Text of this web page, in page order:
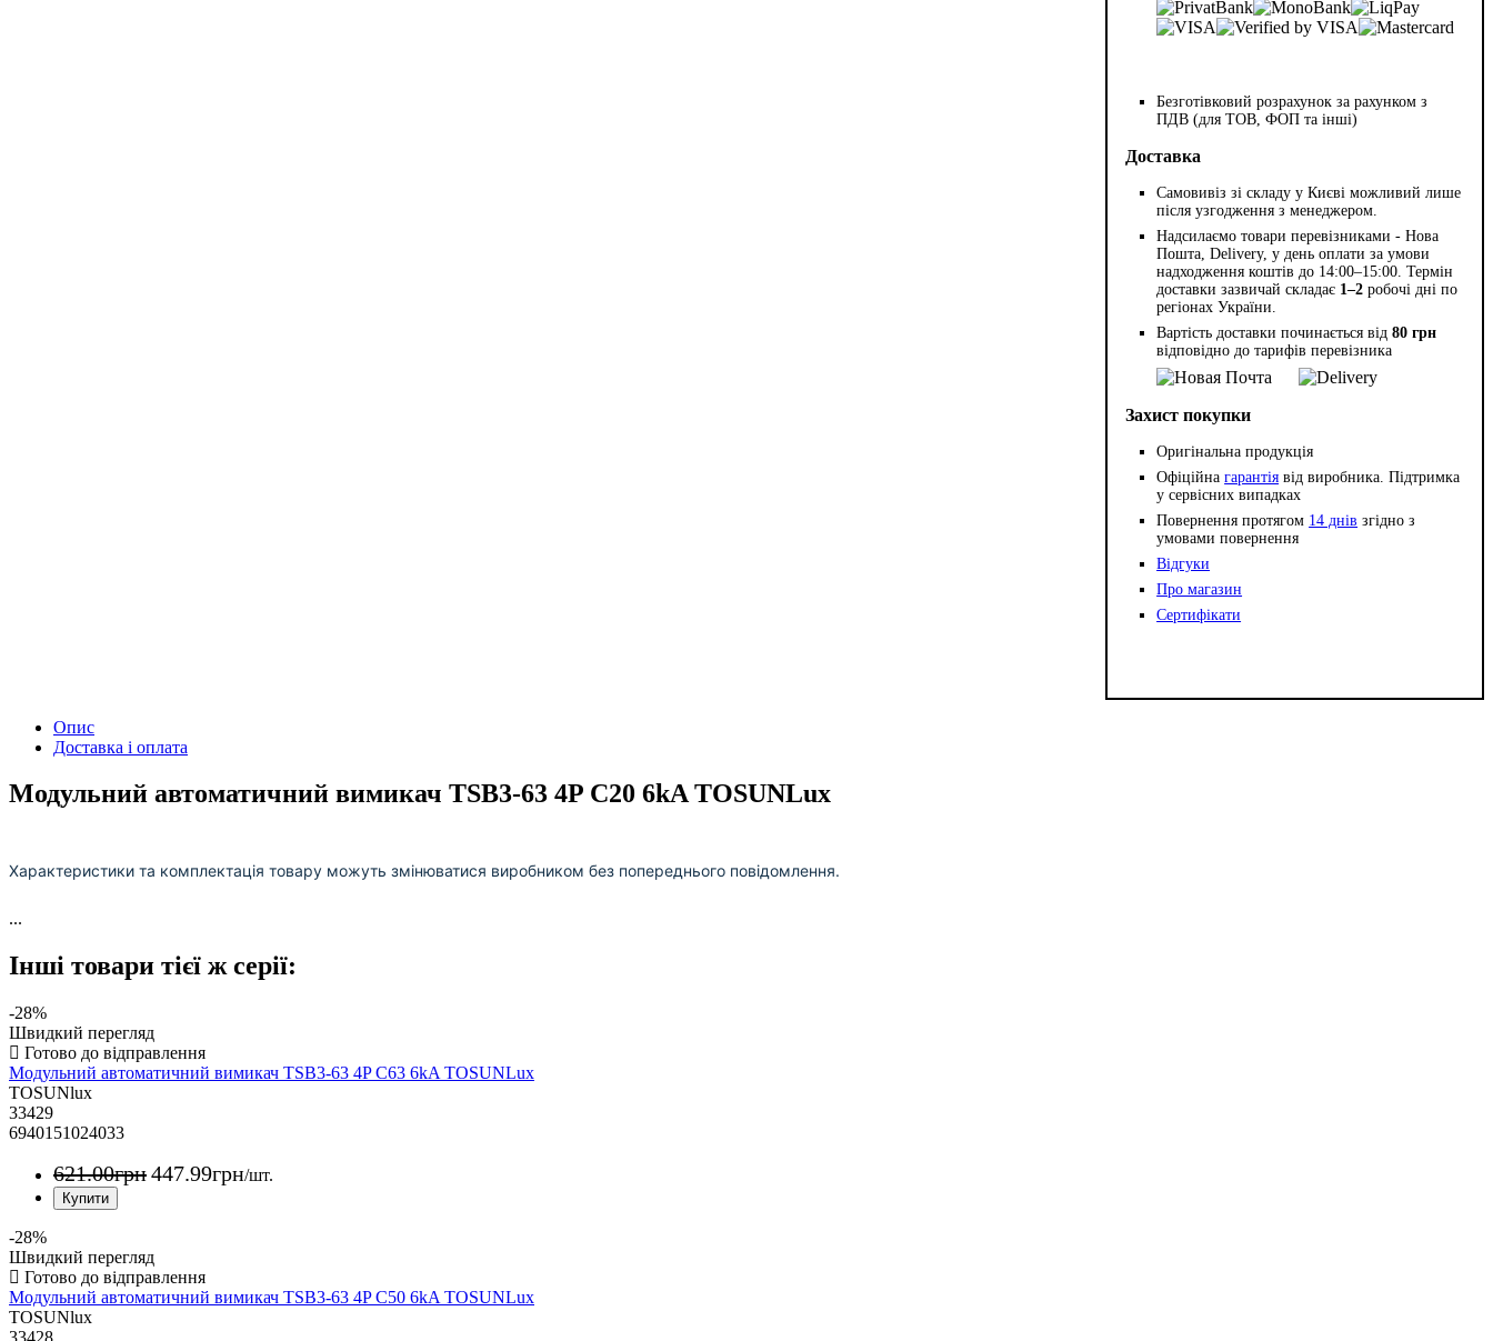
Безготівковий розрахунок за рахунком з
ПДВ (для ТОВ, ФОП та інші)
Доставка
Самовивіз зі складу у Києві можливий лише
після узгодження з менеджером.
Надсилаємо товари перевізниками - Нова
Пошта, Delivery, у день оплати за умови
надходження коштів до 14:00–15:00. Термін
доставки зазвичай складає 1–2 робочі дні по
регіонах України.
Вартість доставки починається від80 грн
відповідно до тарифів перевізника
Захист покупки
Оригінальна продукція
Офіційнагарантія від виробника. Підтримка
у сервісних випадках
Повернення протягом 14 днів згідно з
умовами повернення
Відгуки
Про магазин
Сертифікати
Опис
Доставка і оплата
Модульний автоматичний вимикач TSB3-63 4P C20 6kA TOSUNLux
Характеристики та комплектація товару можуть змінюватися виробником без попереднього повідомлення.
...
Інші товари тієї ж серії:
-28%
Швидкий перегляд
Модульний автоматичний вимикач TSB3-63 4P C63 6kA TOSUNLux
TOSUNlux
33429
6940151024033
621.00грн447.99грн/шт.
-28%
Швидкий перегляд
Модульний автоматичний вимикач TSB3-63 4P C50 6kA TOSUNLux
TOSUNlux
33428